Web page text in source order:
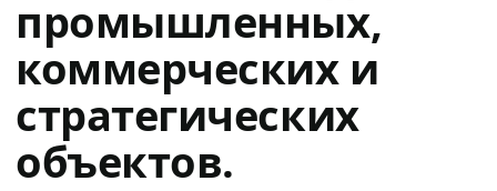
промышленных,
коммерческих и
стратегических
объектов.